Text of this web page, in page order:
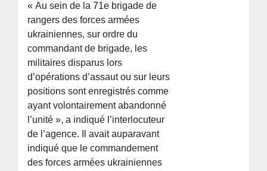
« Au sein de la 71e brigade de
rangers des forces armées
ukrainiennes, sur ordre du
commandant de brigade, les
militaires disparus lors
d’opérations d’assaut ou sur leurs
positions sont enregistrés comme
ayant volontairement abandonné
l’unité », a indiqué l’interlocuteur
de l’agence. Il avait auparavant
indiqué que le commandement
des forces armées ukrainiennes